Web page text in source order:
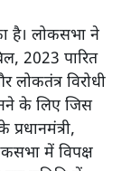
है। लोकसभा ने
2023 पारित
विरोधी
के लिए जिस
में विपक्ष